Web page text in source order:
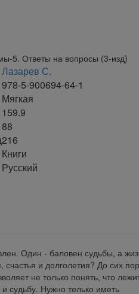
5. Ответы на вопросы (3-изд)
Лазарев С.
978-5-900694-64-1
Мягкая
159.9
88
216
Книги
Русский
Один - баловен судьбы, а
счастья и долголетия? До сих пор
не только понять, что
судьбу. Нужно телько иметь